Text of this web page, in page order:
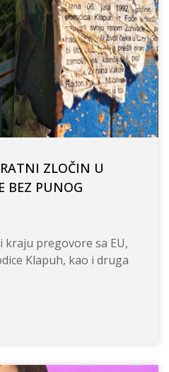
ZLOČIN U
BEZ PUNOG
kraju pregovore sa EU,
Klapuh, kao i druga